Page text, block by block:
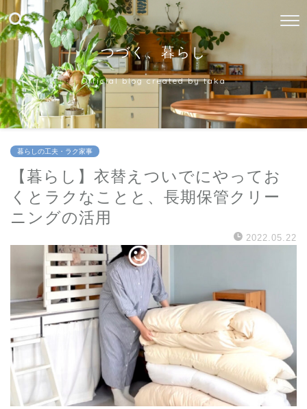
つづく、暮らし
Official blog created by taka
暮らしの工夫・ラク家事
【暮らし】衣替えついでにやってお
くとラクなことと、長期保管クリー
ニングの活用
2022.05.22